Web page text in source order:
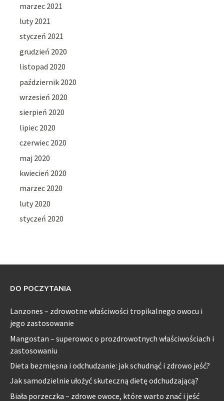
marzec 2021
luty 2021
styczeń 2021
grudzień 2020
listopad 2020
październik 2020
wrzesień 2020
sierpień 2020
lipiec 2020
czerwiec 2020
maj 2020
kwiecień 2020
marzec 2020
luty 2020
styczeń 2020
DO POCZYTANIA
Lanzones – zdrowotne właściwości tropikalnego owocu i
jego zastosowanie
Mangostan – superowoc o prozdrowotnych właściwościach i
zastosowaniu
Dieta bezmięsna i odchudzanie: jak schudnąć i zdrowo jeść?
Jak samodzielnie ułożyć skuteczną dietę odchudzającą?
Biała porzeczka – zdrowe owoce, które warto znać i jeść